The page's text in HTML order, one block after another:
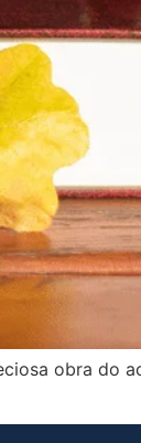
obra do